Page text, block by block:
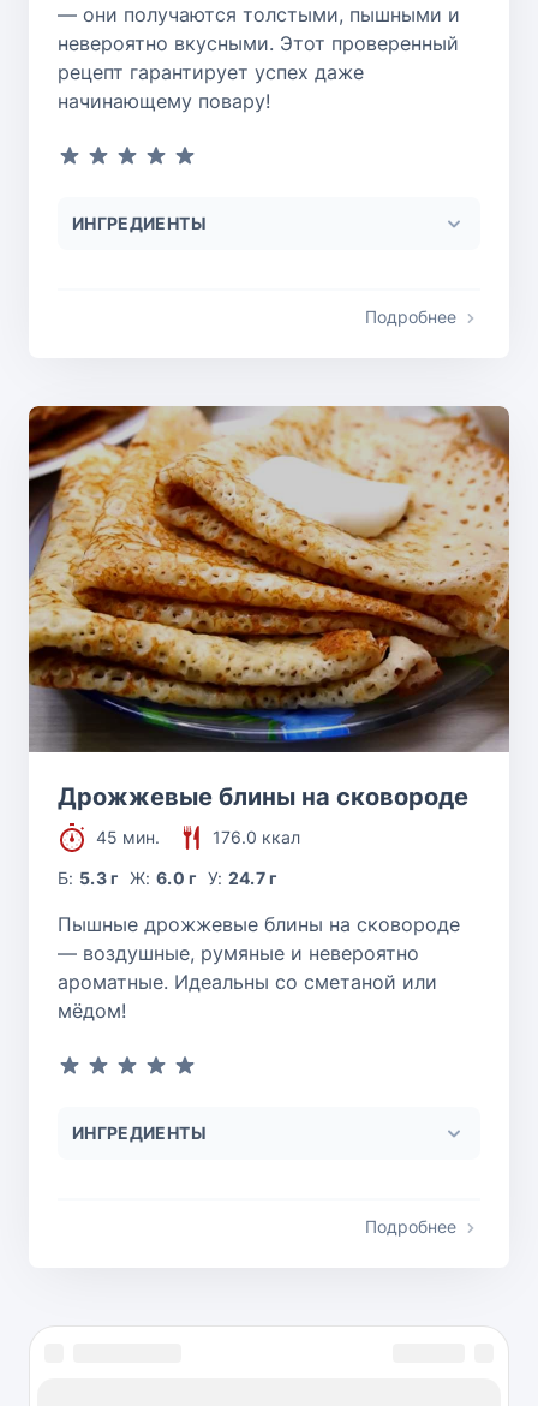
— они получаются толстыми, пышными и
невероятно вкусными. Этот проверенный
рецепт гарантирует успех даже
начинающему повару!
ИНГРЕДИЕНТЫ
Подробнее
Дрожжевые блины на сковороде
45 мин.
176.0 ккал
Б: 5.3 г Ж: 6.0 г У: 24.7 г
Пышные дрожжевые блины на сковороде
— воздушные, румяные и невероятно
ароматные. Идеальны со сметаной или
мёдом!
ИНГРЕДИЕНТЫ
Подробнее